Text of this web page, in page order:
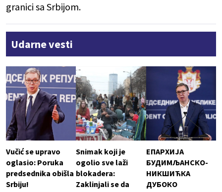
granici sa Srbijom.
Udarne vesti
Vučić se upravo
oglasio: Poruka
predsednika obišla
Srbiju!
Snimak koji je
ogolio sve laži
blokadera:
Zaklinjali se da
ЕПАРХИЈА
БУДИМЉАНСКО-
НИКШИЋКА
ДУБОКО